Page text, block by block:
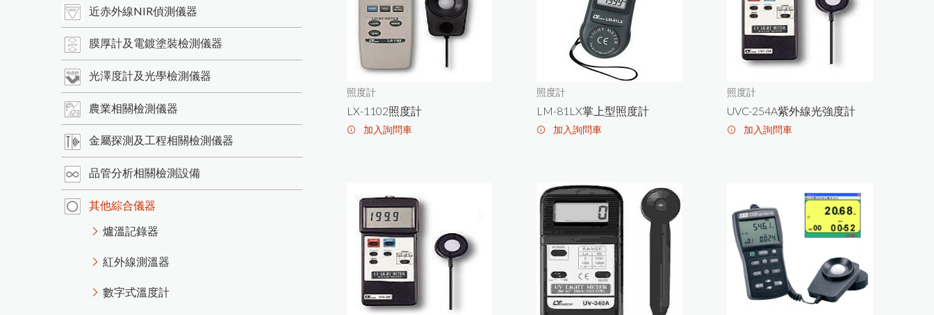
洛氏硬度試驗機
橡膠硬度計
金相研磨抛光機
耐磨耗試驗機
破裂強度試驗機
恆溫恆濕試驗機
PH 酸鹼度計
氣體偵測器
風速計
噪音計
轉速計
照度計
近赤外線NIR偵測儀器
膜厚計及電鍍塗裝檢測儀器
光澤度計及光學檢測儀器
農業相關檢測儀器
金屬探測及工程相關檢測儀器
品管分析相關檢測設備
其他綜合儀器
爐溫記錄器
紅外線測溫器
數字式溫度計
照度計
LX-1102照度計
加入詢問車
照度計
LM-81LX掌上型照度計
加入詢問車
照度計
UVC-254A紫外線光強度計
加入詢問車